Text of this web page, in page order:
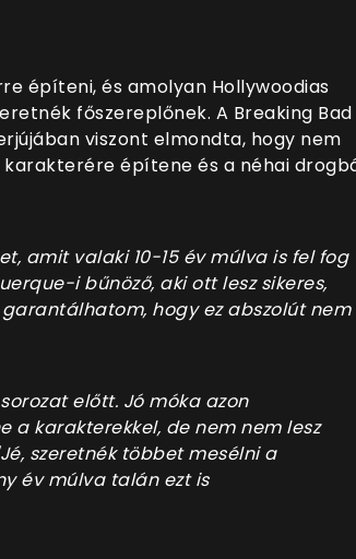
építeni, és amolyan Hollywoodias
főszereplőnek. A Breaking Bad
viszont elmondta, hogy nem
építene és a néhai
amit valaki 10-15 év múlva is fel fog
i bűnöző, aki ott lesz sikeres,
hogy ez abszolút nem
előtt. Jó móka azon
a karakterekkel, de nem nem lesz
szeretnék többet mesélni a
év múlva talán ezt is